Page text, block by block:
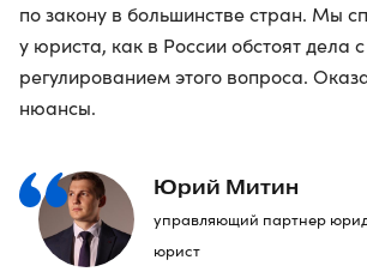
по закону в большинстве стран. Мы
у юриста, как в России обстоят дела
регулированием этого вопроса.
нюансы.
Юрий Митин
управляющий партнер
юрист